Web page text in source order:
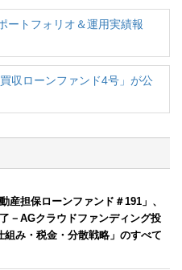
ートフォリオ＆運用実績報
収ローンファンド4号」が公
産担保ローンファンド＃191」、
－AGクラウドファンディング投
み・税金・分散戦略」のすべて